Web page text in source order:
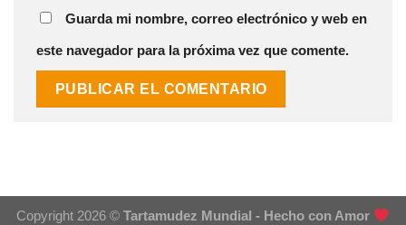
Guarda mi nombre, correo electrónico y web en
este navegador para la próxima vez que comente.
Copyright 2026 ©Tartamudez Mundial - Hecho con Amor